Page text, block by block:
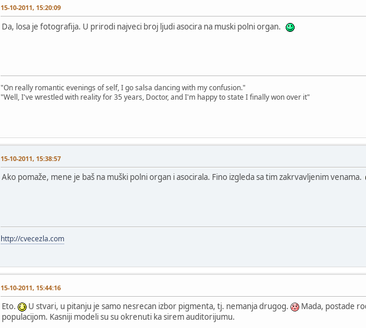
15-10-2011, 15:20:09
Da, losa je fotografija. U prirodi najveci broj ljudi asocira na muski polni organ.
"On really romantic evenings of self, I go salsa dancing with my confusion."
"Well, I've wrestled with reality for 35 years, Doctor, and I'm happy to state I finally won over it"
15-10-2011, 15:38:57
Ako pomaže, mene je baš na muški polni organ i asocirala. Fino izgleda sa tim zakrvavljenim venama.
http://cvecezla.com
15-10-2011, 15:44:16
Eto. U stvari, u pitanju je samo nesrecan izbor pigmenta, tj. nemanja drugog.
Mada, postade
populacijom. Kasniji modeli su su okrenuti ka sirem auditorijumu.